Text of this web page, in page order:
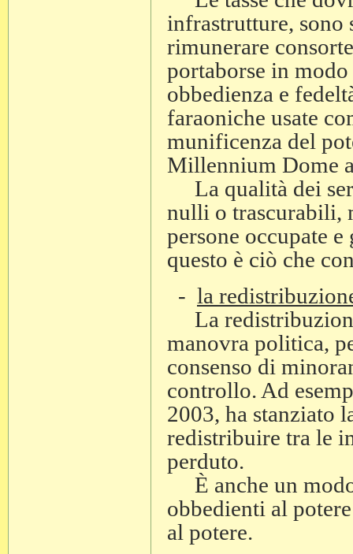
infrastrutture, sono
rimunerare
portaborse in
obbedienza e
faraoniche usate
munificenza del
Millennium Dome
La qualità dei
nulli o trascurabili,
persone occupate
questo è ciò che
- la
La
manovra politica,
consenso di
controllo. Ad
2003, ha stanziato
redistribuire tra le
perduto.
È anche un
obbedienti al
al potere.